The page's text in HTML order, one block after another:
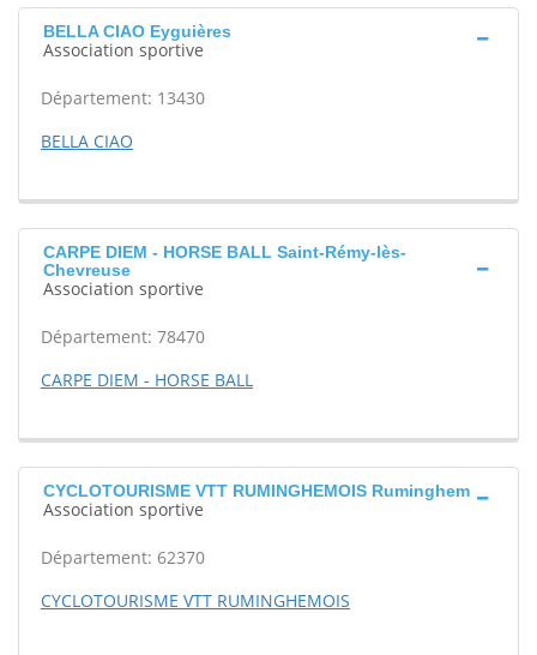
BELLA CIAO Eyguières
Association sportive
Département: 13430
BELLA CIAO
CARPE DIEM - HORSE BALL Saint-Rémy-lès-
Chevreuse
Association sportive
Département: 78470
CARPE DIEM - HORSE BALL
CYCLOTOURISME VTT RUMINGHEMOIS Ruminghem
Association sportive
Département: 62370
CYCLOTOURISME VTT RUMINGHEMOIS